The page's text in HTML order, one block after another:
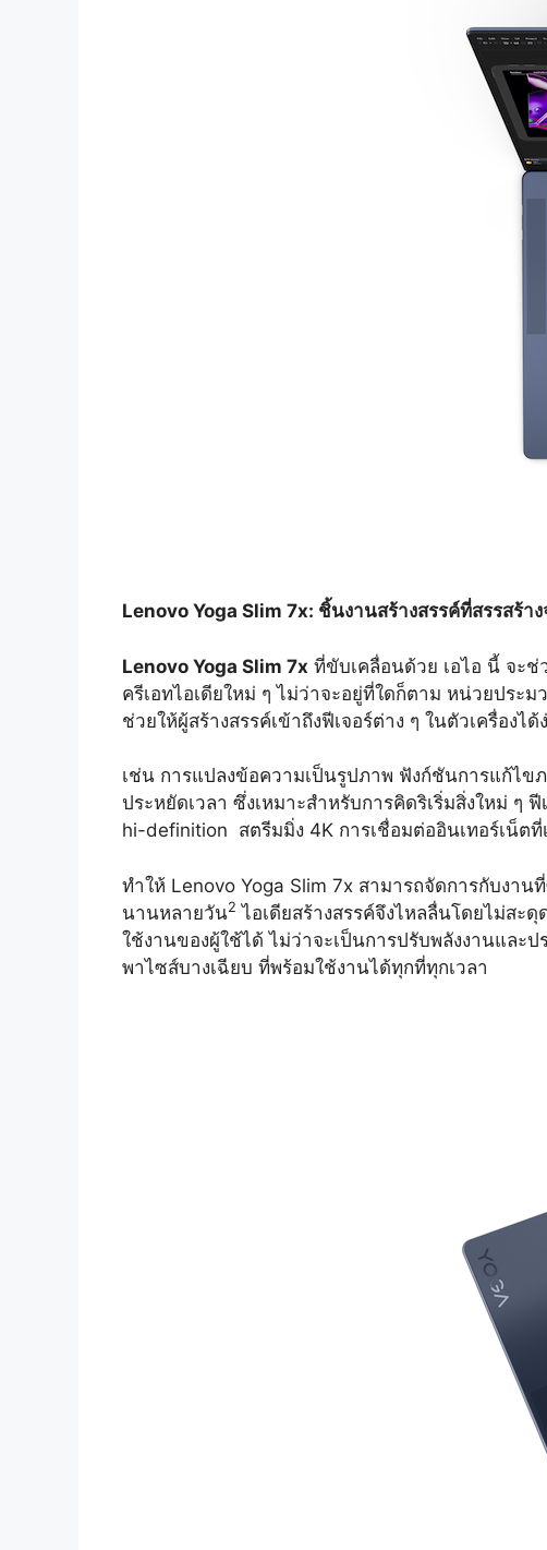
Lenovo Yoga Slim 7x: ชิ้นงานสร้างสรรค์ที่สรรสร้า
Lenovo Yoga Slim 7x ที่ขับเคลื่อนด้วย เอไอ นี้ จะช่
ครีเอทไอเดียใหม่ ๆ ไม่ว่าจะอยู่ที่ใดก็ตาม หน่วยประม
ช่วยให้ผู้สร้างสรรค์เข้าถึงฟีเจอร์ต่าง ๆ ในตัวเครื่องได้
เช่น การแปลงข้อความเป็นรูปภาพ ฟังก์ชันการแก้ไ
ประหยัดเวลา ซึ่งเหมาะสำหรับการคิดริเริ่มสิ่งใหม่
hi-definition สตรีมมิ่ง 4K การเชื่อมต่ออินเทอร์เน็ต
ทำให้ Lenovo Yoga Slim 7x สามารถจัดการกับงา
นานหลายวัน2 ไอเดียสร้างสรรค์จึงไหลลื่นโดยไม่สะดุ
ใช้งานของผู้ใช้ได้ ไม่ว่าจะเป็นการปรับพลังงานและ
พาไซส์บางเฉียบ ที่พร้อมใช้งานได้ทุกที่ทุกเวลา